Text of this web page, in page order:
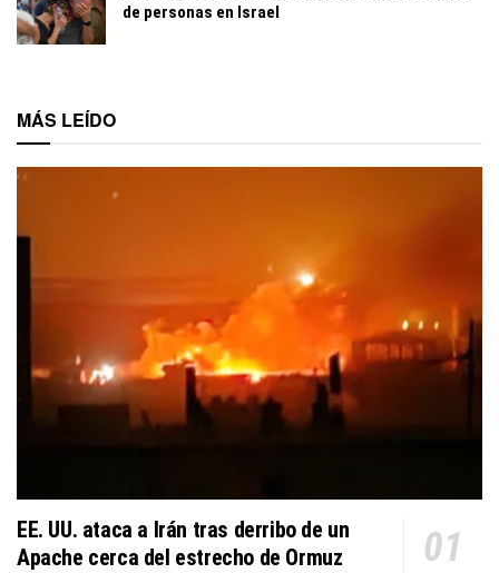
de personas en Israel
MÁS LEÍDO
EE. UU. ataca a Irán tras derribo de un
Apache cerca del estrecho de Ormuz